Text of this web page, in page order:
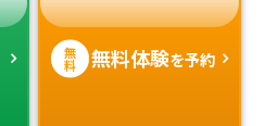
無
料 無料体験を予約